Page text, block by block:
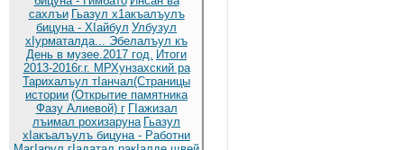
сахлъи Гьазул х1акъалъулъ
бицуна - ХIайбул Улбузул
хIурматалда... Эбелалъул къ
День в музее.2017 год. Итоги
2013-2016г.г. МРХунзахский ра
Тарихалъул тIанчал(Страницы
истории (Открытие памятника
Фазу Алиевой) г ГIажизал
лъимал рохизаруна Гьазул
хIакъалъулъ бицуна - Работни